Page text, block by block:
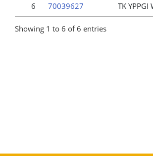
6 70039627 TK YPPGI
Showing 1 to 6 of 6 entries